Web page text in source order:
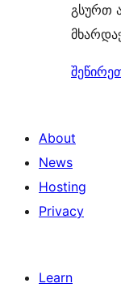
გსურთ
About
News
Hosting
Privacy
Learn